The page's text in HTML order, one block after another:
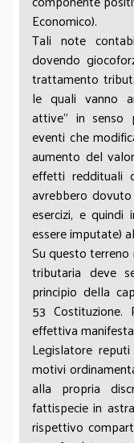
Economico).
Tali note
dovendo
trattamento
le quali vanno
attive” in senso
eventi che
aumento del
effetti reddituali
avrebbero
esercizi, e
essere imputate)
Su questo terreno
tributaria deve
principio della
53
effettiva
Legislatore
motivi
alla propria
fattispecie in
rispettivo